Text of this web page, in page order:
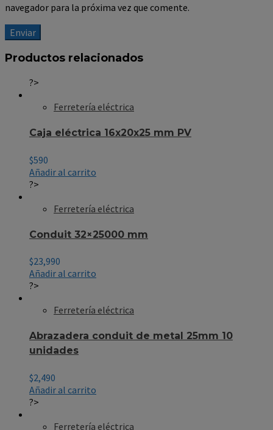
navegador para la próxima vez que comente.
Productos relacionados
?>
Ferretería eléctrica
Caja eléctrica 16x20x25 mm PV
$590
Añadir al carrito
?>
Ferretería eléctrica
Conduit 32×25000 mm
$23,990
Añadir al carrito
?>
Ferretería eléctrica
Abrazadera conduit de metal 25mm 10
unidades
$2,490
Añadir al carrito
?>
Ferretería eléctrica